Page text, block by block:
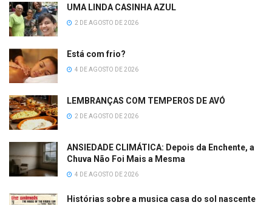
UMA LINDA CASINHA AZUL
2 DE AGOSTO DE 2026
Está com frio?
4 DE AGOSTO DE 2026
LEMBRANÇAS COM TEMPEROS DE AVÓ
2 DE AGOSTO DE 2026
ANSIEDADE CLIMÁTICA: Depois da Enchente, a
Chuva Não Foi Mais a Mesma
4 DE AGOSTO DE 2026
Histórias sobre a musica casa do sol nascente